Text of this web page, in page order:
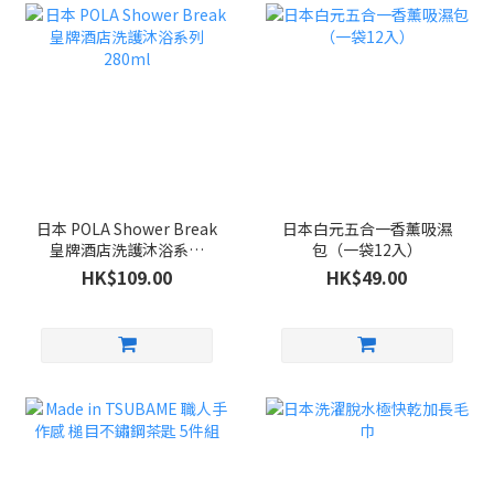
日本 POLA Shower Break
皇牌酒店洗護沐浴系列
280ml
HK$109.00
日本白元五合一香薰吸濕
包（一袋12入）
HK$49.00